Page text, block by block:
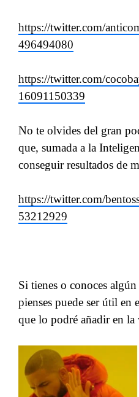
https://twitter.com/
496494080
https://twitter.com/
16091150339
No te olvides del gran
que, sumada a la
conseguir resultados de
https://twitter.com/
53212929
Si tienes o conoces
pienses puede ser útil en
que lo podré añadir en la